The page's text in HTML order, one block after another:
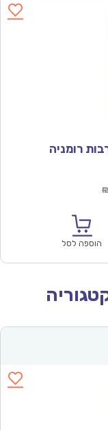
הוספה לסל